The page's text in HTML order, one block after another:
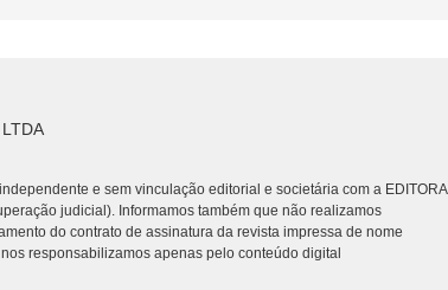
e sem vinculação editorial e societária com a EDITORA
judicial). Informamos também que não realizamos
do contrato de assinatura da revista impressa de nome
responsabilizamos apenas pelo conteúdo digital